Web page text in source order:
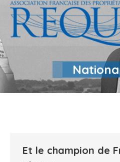
Et le champion de